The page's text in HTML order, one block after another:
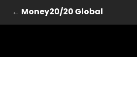
← Money20/20 Global